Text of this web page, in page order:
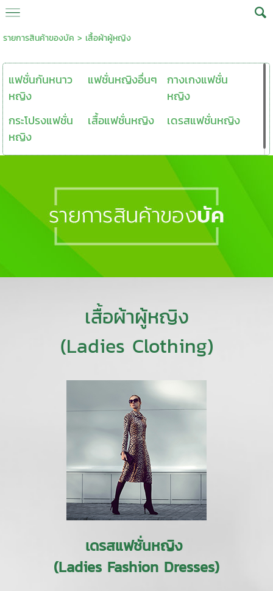
รายการสินค้าของบัค > เสื้อผ้าผู้หญิง
แฟชั่นกันหนาว
หญิง
แฟชั่นหญิงอื่นๆ
กางเกงแฟชั่น
หญิง
กระโปรงแฟชั่น
หญิง
เสื้อแฟชั่นหญิง เดรสแฟชั่นหญิง
เสื้อผ้าผู้หญิง
(Ladies Clothing)
เดรสแฟชั่นหญิง
(Ladies Fashion Dresses)